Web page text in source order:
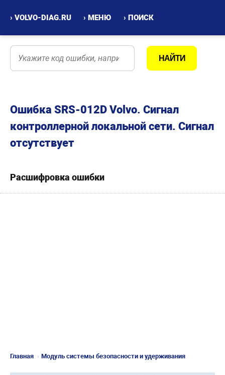
› VOLVO-DIAG.RU › МЕНЮ › ПОИСК
Ошибка SRS-012D Volvo. Сигнал
контроллерной локальной сети. Сигнал
отсутствует
Расшифровка ошибки
Главная › Модуль системы безопасности и удерживания